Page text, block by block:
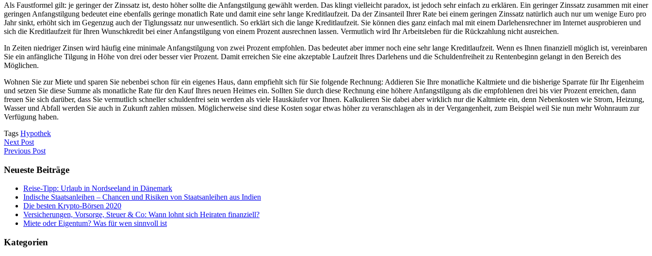
Als Faustformel gilt: je geringer der Zinssatz ist, desto höher sollte die Anfangstilgung gewählt werden. Das klingt vielleicht paradox, ist jedoch sehr einfach zu erklären. Ein geringer Zinssatz zusammen mit einer
geringen Anfangstilgung bedeutet eine ebenfalls geringe monatlich Rate und damit eine sehr lange Kreditlaufzeit. Da der Zinsanteil Ihrer Rate bei einem geringen Zinssatz natürlich auch nur um wenige Euro pro
Jahr sinkt, erhöht sich im Gegenzug auch der Tiglungssatz nur unwesentlich. So erklärt sich die lange Kreditlaufzeit. Sie können dies ganz einfach mal mit einem Darlehensrechner im Internet ausprobieren und
sich die Kreditlaufzeit für Ihren Wunschkredit bei einer Anfangstilgung von einem Prozent ausrechnen lassen. Vermutlich wird Ihr Arbeitsleben für die Rückzahlung nicht ausreichen.
In Zeiten niedriger Zinsen wird häufig eine minimale Anfangstilgung von zwei Prozent empfohlen. Das bedeutet aber immer noch eine sehr lange Kreditlaufzeit. Wenn es Ihnen finanziell möglich ist, vereinbaren
Sie ein anfängliche Tilgung in Höhe von drei oder besser vier Prozent. Damit erreichen Sie eine akzeptable Laufzeit Ihres Darlehens und die Schuldenfreiheit zu Rentenbeginn gelangt in den Bereich des
Möglichen.
Wohnen Sie zur Miete und sparen Sie nebenbei schon für ein eigenes Haus, dann empfiehlt sich für Sie folgende Rechnung: Addieren Sie Ihre monatliche Kaltmiete und die bisherige Sparrate für Ihr Eigenheim
und setzen Sie diese Summe als monatliche Rate für den Kauf Ihres neuen Heimes ein. Sollten Sie durch diese Rechnung eine höhere Anfangstilgung als die empfohlenen drei bis vier Prozent erreichen, dann
freuen Sie sich darüber, dass Sie vermutlich schneller schuldenfrei sein werden als viele Hauskäufer vor Ihnen. Kalkulieren Sie dabei aber wirklich nur die Kaltmiete ein, denn Nebenkosten wie Strom, Heizung,
Wasser und Abfall werden Sie auch in Zukunft zahlen müssen. Möglicherweise sind diese Kosten sogar etwas höher zu veranschlagen als in der Vergangenheit, zum Beispiel weil Sie nun mehr Wohnraum zur
Verfügung haben.
Tags Hypothek
Next Post
Previous Post
Neueste Beiträge
Reise-Tipp: Urlaub in Nordseeland in Dänemark
Indische Staatsanleihen – Chancen und Risiken von Staatsanleihen aus Indien
Die besten Krypto-Börsen 2020
Versicherungen, Vorsorge, Steuer & Co: Wann lohnt sich Heiraten finanziell?
Miete oder Eigentum? Was für wen sinnvoll ist
Kategorien